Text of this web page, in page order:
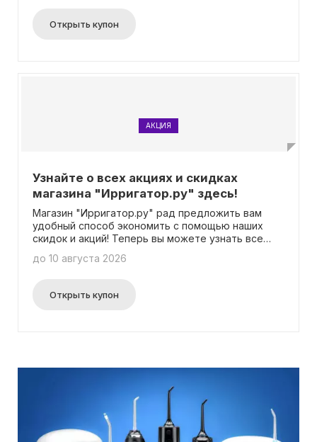
сумму от 3989 рублей. Дополнительная
информация о доставке доступна в разделе
Открыть купон
АКЦИЯ
Узнайте о всех акциях и скидках
магазина "Ирригатор.ру" здесь!
Магазин "Ирригатор.ру" рад предложить вам
удобный способ экономить с помощью наших
скидок и акций! Теперь вы можете узнать все
быть в курсе обновлений. И самое лучшее - для
промокод! Так что выбирайте товары из нашего
ассортимента, наслаждайтесь выгодными
до 10 августа 2026
Открыть купон